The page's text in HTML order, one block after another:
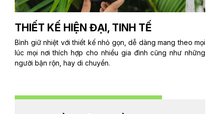
THIẾT KẾ HIỆN ĐẠI, TINH TẾ
Bình giữ nhiệt với thiết kế nhỏ gọn, dễ dàng mang theo mọi
lúc mọi nơi thích hợp cho nhiều gia đình cũng như những
người bận rộn, hay di chuyển.